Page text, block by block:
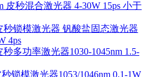
皮秒混合激光器 4-30W 15ps 小于
秒锁模激光器 钒酸盐固态激光器
4ps
多功率激光器1030-1045nm 1.5-
锁模激光器1053/1046nm 0.1-1W